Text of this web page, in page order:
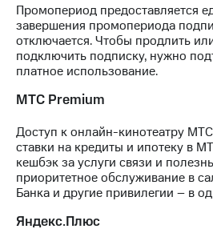
иностранцев
Оформить
чистый
номер
Выбрать
номер
Заменить
SIM-
карту
Перейти
с выгодным
тарифом
Тарифы
Интернет,
для дома
Услуги
Личный
кабинет
Промопериод предоставляется
завершения промопериода
отключается. Чтобы продлить
подключить подписку, нужно
платное использование.
МТС Premium
Доступ к онлайн-кинотеатру
ставки на кредиты и ипотеку в
кешбэк за услуги связи и
приоритетное обслуживание в
Банка и другие привилегии – в
Яндекс.Плюс